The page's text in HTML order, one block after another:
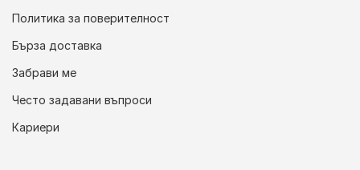
Политика за поверителност
Бърза доставка
Забрави ме
Често задавани въпроси
Кариери